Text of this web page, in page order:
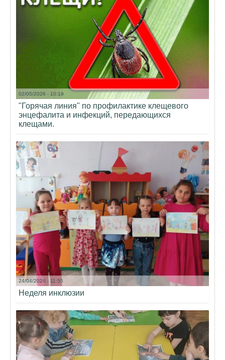
02/05/2026 - 10:19
"Горячая линия" по профилактике клещевого
энцефалита и инфекций, передающихся
клещами.
24/04/2026 - 11:55
Неделя инклюзии